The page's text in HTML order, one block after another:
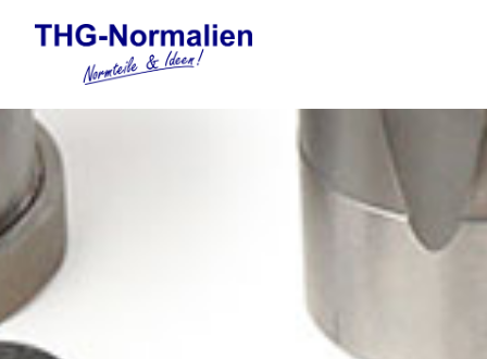
Automation
Elektronische
Formnormalien
Führungselemente